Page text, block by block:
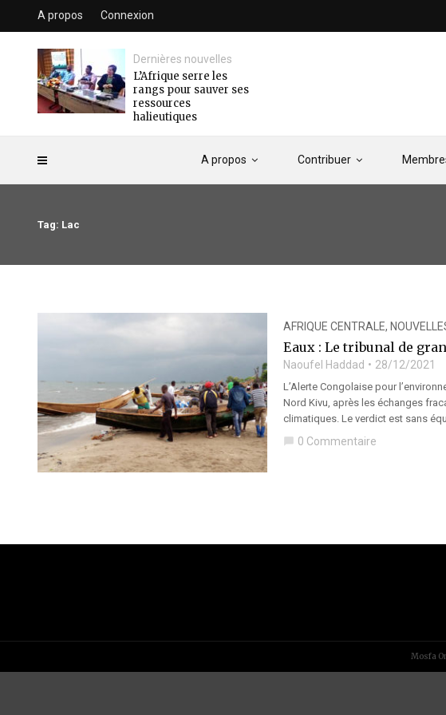
A propos Contribuer
Dernières nouvelles
L’Afrique serre les
rangs pour sauver ses
ressources
halieutiques
A propos Connexion
Tag: Lac
AFRIQUE CENTRALE,
Eaux : Le tribunal de
Naoufel Haddad 28/12/2021
L’Alerte Congolaise pour
Nord Kivu, après les échanges
climatiques. Le verdict est sans
chat_bubble 0 Commentaire
Mosfa